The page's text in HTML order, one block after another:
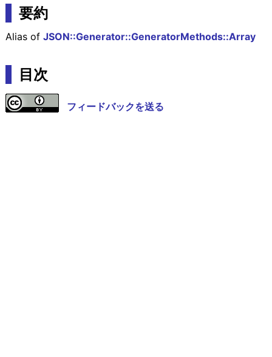
要約
Alias of JSON::Generator::GeneratorMethods::Array
目次
フィードバックを送る